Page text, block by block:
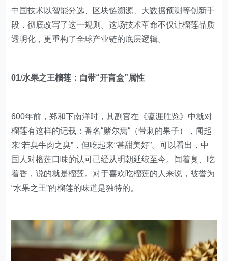
中国技术以智能分选、区块链溯源、大数据预测等创新手
段，彻底改写了这一规则。这场技术革命不仅让榴莲品质
透明化，更重构了全球产业链的底层逻辑。
01/水果之王榴莲：自带“开盲盒”属性
600年前，郑和下南洋时，其副官在《瀛涯胜览》中就对
榴莲有这样的记载：番名“赌尔焉“（带刺的果子），闻起
来“若臭牛肉之臭”，但吃起来“甚甜美好”。可以看出，中
国人对榴莲口味的认可已经从明朝延续至今。闻着臭、吃
着香，说的就是榴莲。对于喜欢吃榴莲的人来说，被誉为
“水果之王”的榴莲的味道是独特的。